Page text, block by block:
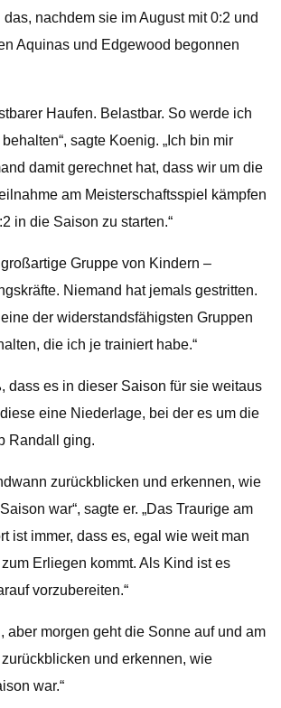
nachdem sie im August mit 0:2 und
Aquinas und Edgewood begonnen
Haufen. Belastbar. So werde ich
sagte Koenig. „Ich bin mir
damit gerechnet hat, dass wir um die
am Meisterschaftsspiel kämpfen
in die Saison zu starten.“
Gruppe von Kindern –
Niemand hat jemals gestritten.
der widerstandsfähigsten Gruppen
die ich je trainiert habe.“
dass es in dieser Saison für sie weitaus
eine Niederlage, bei der es um die
Randall ging.
zurückblicken und erkennen, wie
war“, sagte er. „Das Traurige am
ist immer, dass es, egal wie weit man
Erliegen kommt. Als Kind ist es
vorzubereiten.“
aber morgen geht die Sonne auf und am
und erkennen, wie
war.“